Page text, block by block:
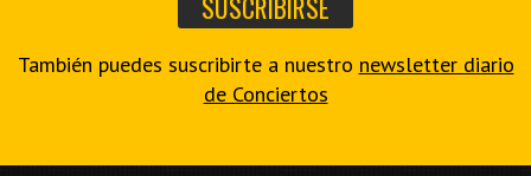
También puedes suscribirte a nuestro newsletter diario
de Conciertos